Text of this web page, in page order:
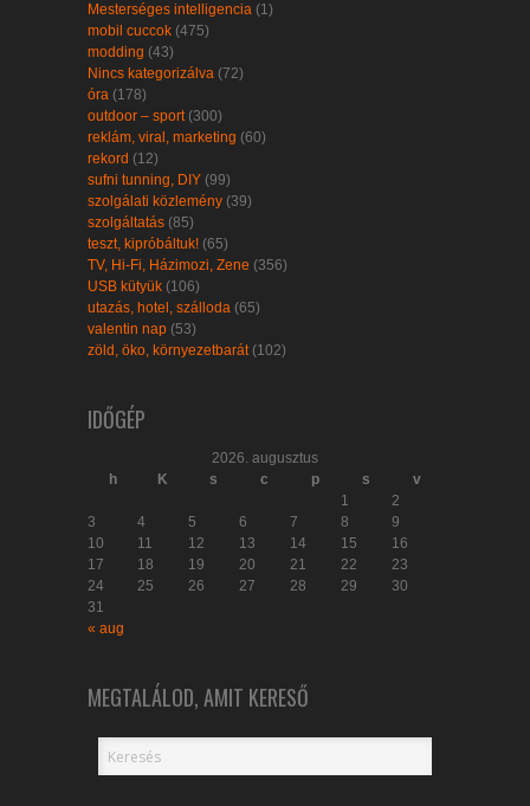
Mesterséges intelligencia (1)
mobil cuccok (475)
modding (43)
Nincs kategorizálva (72)
óra (178)
outdoor – sport(300)
reklám, viral, marketing (60)
rekord (12)
sufni tunning, DIY (99)
szolgálati közlemény (39)
szolgáltatás (85)
teszt, kipróbáltuk! (65)
TV, Hi-Fi, Házimozi, Zene (356)
USB kütyük (106)
utazás, hotel, szálloda (65)
valentin nap (53)
zöld, öko, környezetbarát(102)
IDŐGÉP
2026. augusztus
h
K s c p s
v
1
2
3
4 5 6 7 8
9
10
11 12 13 14 15
16
17
18 19 20 21 22
23
24
25 26 27 28 29
30
31
« aug
MEGTALÁLOD, AMIT KERESŐ